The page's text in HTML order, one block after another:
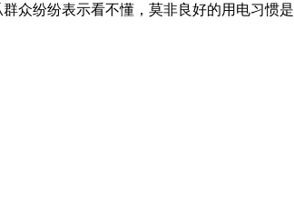
众纷纷表示看不懂，莫非良好的用电习惯